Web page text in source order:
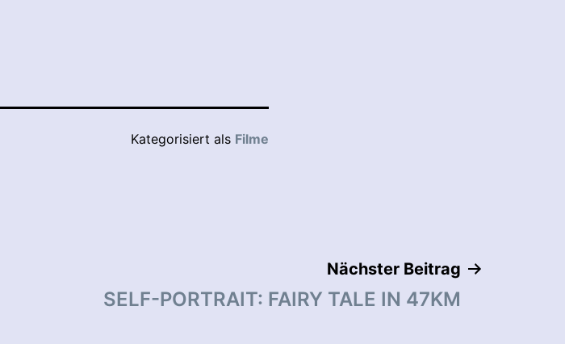
Kategorisiert als Filme
Nächster Beitrag
SELF-PORTRAIT: FAIRY TALE IN 47KM